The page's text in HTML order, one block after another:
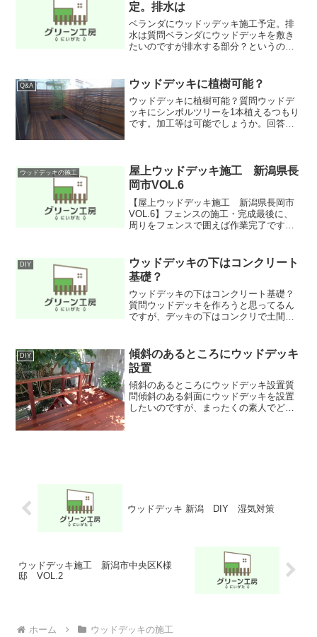
定。排水は
ベランダにウッドッデッキ施工予定。排
水は質問ベランダにウッドデッキを敷き
たいのですが排水する部分？というのか
ないほうがいいですか？それとも隠しち
ゃって大丈夫でしょうか？...
Q&A ウッドデッキに植樹可能？
ウッドデッキに植樹可能？質問ウッドデ
ッキにシンボルツリーを1本植えるつもり
です。加工等は可能でしょうか。回答既
を外せば植えられるスペ...
ウッドデッキの施工
屋上ウッドデッキ施工 新潟県長
岡市VOL.6
【屋上ウッドデッキ施工 新潟県長岡市
VOL.6】フェンスの施工・完成最後に、
周りをフェンスで囲えば作業完了です。
DIY
ウッドデッキの下はコンクリート
基礎？
ウッドデッキの下はコンクリート基礎？
質問ウッドデッキを作ろうと思ってるん
ですが、デッキの下はコンクリで土間を
よいのか教えて下さい。回答どちらが良
いか？と聞かれれば、モチ...
DIY
傾斜のあるところにウッドデッキ
設置
傾斜のあるところにウッドデッキ設置質
問傾斜のある斜面にウッドデッキを設置
したいのですが、まったくの素人でどの
ウッドデッキ 新潟 DIY 湿気対策
ウッドデッキ施工 新潟市中央区K様
邸 VOL.2
ホーム ウッドデッキの施工